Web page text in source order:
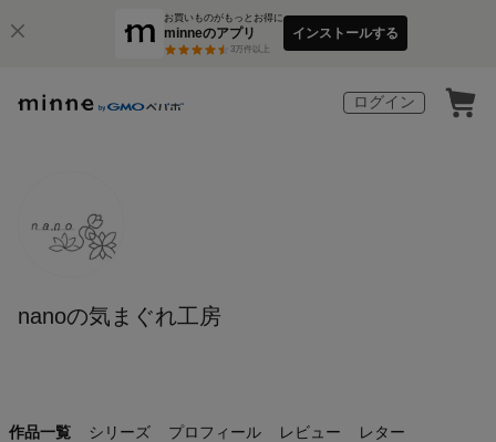
お買いものがもっとお得に
minneのアプリ
3万件以上
インストールする
ログイン
nanoの気まぐれ工房
作品一覧 シリーズ プロフィール レビュー レター